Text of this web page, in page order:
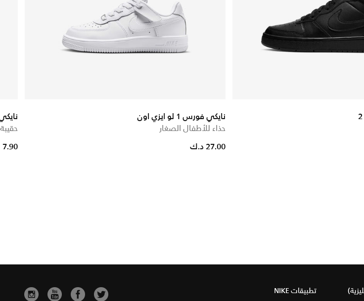
نايكي فورس 1 لو ايزي اون
حذاء للأطفال الصغار
27.00 د.ك
حقيبة
reduced from7.90 د.ك
تطبيقات NIKE